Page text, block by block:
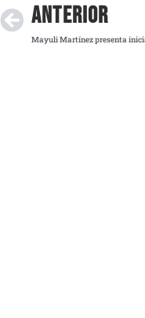
ANTERIOR